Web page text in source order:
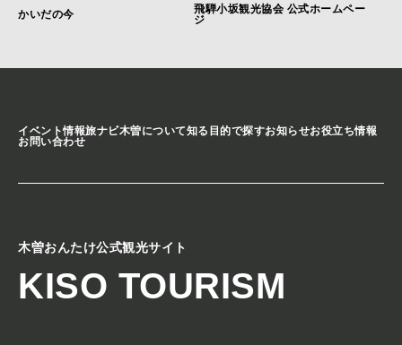
かいだの今
飛騨小坂観光協会 公式ホームペー
ジ
イベント情報旅ナビ木曽について知る 目的で探すお知らせお役立ち情報
お問い合わせ
木曽おんたけ公式観光サイト
KISO TOURISM